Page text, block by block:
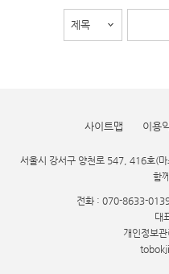
사이트맵 이용
서울시 강서구 양천로 547, 416호(
함
전화 : 070-8633-
대
개인정보